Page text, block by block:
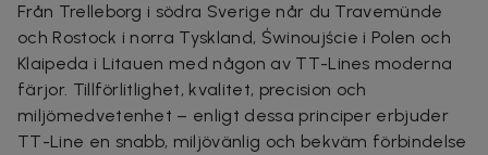
Från Trelleborg i södra Sverige når du Travemünde
och Rostock i norra Tyskland, Świnoujście i Polen och
Klaipeda i Litauen med någon av TT-Lines moderna
färjor. Tillförlitlighet, kvalitet, precision och
miljömedvetenhet – enligt dessa principer erbjuder
TT-Line en snabb, miljövänlig och bekväm förbindelse